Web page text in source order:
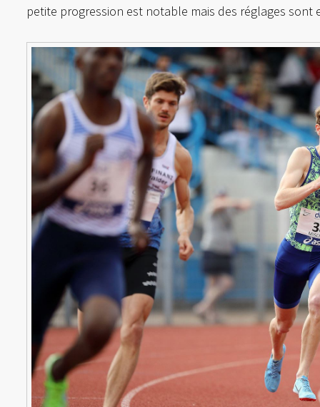
petite progression est notable mais des réglages sont